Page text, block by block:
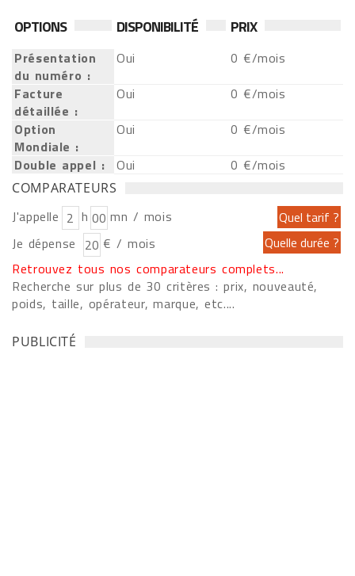
OPTIONS DISPONIBILITÉ PRIX
Présentation
du numéro :
Oui
0 €/mois
Facture
détaillée :
Oui
0 €/mois
Option
Mondiale :
Oui
0 €/mois
Double appel :
Oui 0 €/mois
COMPARATEURS
J'appelle h
mn / mois
Je dépense
€ / mois
Retrouvez tous nos comparateurs complets...
Recherche sur plus de 30 critères : prix, nouveauté,
poids, taille, opérateur, marque, etc....
PUBLICITÉ